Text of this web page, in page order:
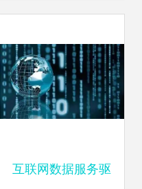
互联网数据服务驱